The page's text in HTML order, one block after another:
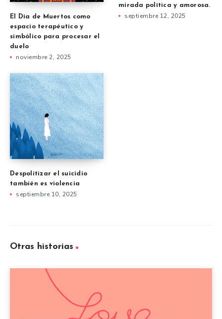
El Día de Muertos como
espacio terapéutico y
simbólico para procesar el
duelo
noviembre 2, 2025
mirada política y amorosa.
septiembre 12, 2025
Despolitizar el suicidio
también es violencia
septiembre 10, 2025
Otras historias